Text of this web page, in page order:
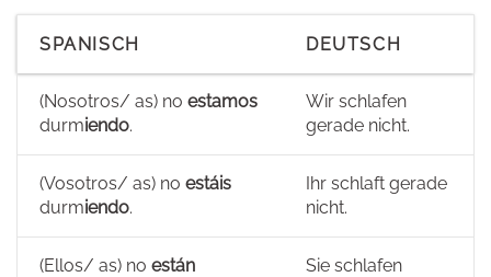
SPANISCH DEUTSCH
(Nosotros/ as) no estamos
durmiendo.
Wir schlafen
gerade nicht.
(Vosotros/ as) no estáis
durmiendo.
Ihr schlaft gerade
nicht.
(Ellos/ as) no están
Sie schlafen